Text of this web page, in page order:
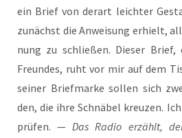
ein Brief von der­art leich­ter
zunächst die Anwei­sung erhielt,
nung zu schlie­ßen. Die­ser Brief,
Freun­des, ruht vor mir auf dem
sei­ner Brief­mar­ke sol­len sich
den, die ihre Schnä­bel kreu­zen.
prü­fen. —Das Radio erzählt,